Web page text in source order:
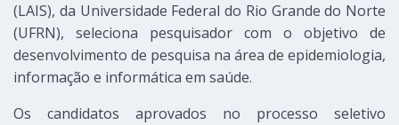
(LAIS), da Universidade Federal do Rio Grande do Norte
(UFRN), seleciona pesquisador com o objetivo de
desenvolvimento de pesquisa na área de epidemiologia,
informação e informática em saúde.
Os candidatos aprovados no processo seletivo